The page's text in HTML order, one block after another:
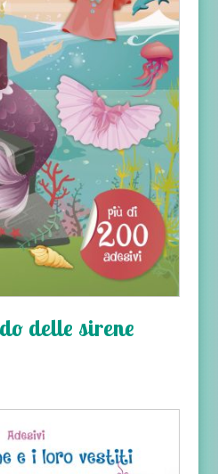
delle sirene